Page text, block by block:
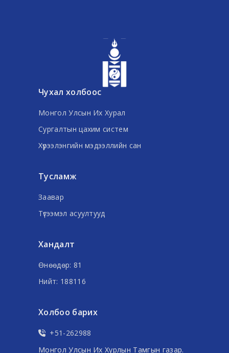
Чухал холбоос
Монгол Улсын Их Хурал
Сургалтын цахим систем
Хүрээлэнгийн мэдээллийн сан
Тусламж
Заавар
Түгээмэл асуултууд
Хандалт
Өнөөдөр: 81
Нийт: 188116
Холбоо барих
+51-262988
Монгол Улсын Их Хурлын Тамгын газар.